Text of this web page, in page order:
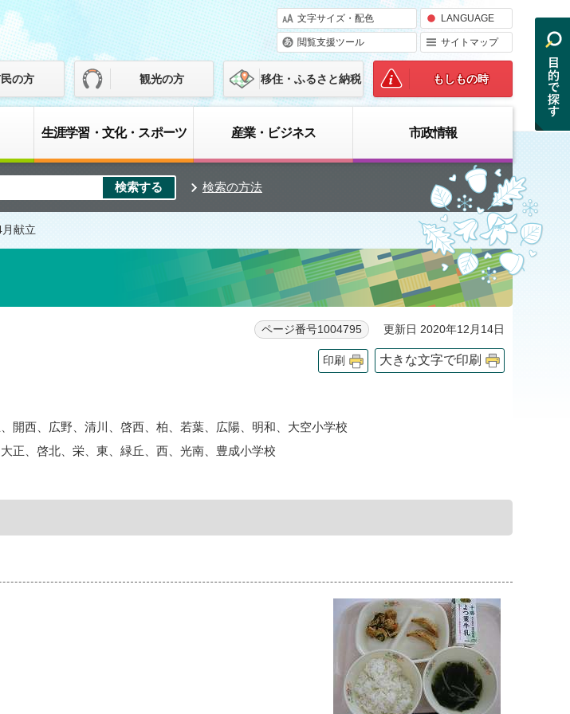
文字サイズ・配色 LANGUAGE
閲覧支援ツール サイトマップ
の方 観光の方 移住・ふるさと納税 もしもの時
生涯学習・文化・スポーツ 産業・ビジネス 市政情報
検索の方法
献立
ページ番号1004795 更新日 2020年12月14日
印刷 大きな文字で印刷
開西、広野、清川、啓西、柏、若葉、広陽、明和、大空小学校
正、啓北、栄、東、緑丘、西、光南、豊成小学校